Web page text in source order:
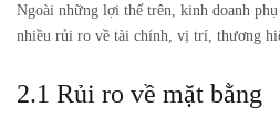
Ngoài những lợi thế trên, kinh doanh
nhiều rủi ro về tài chính, vị trí, thương
2.1 Rủi ro về mặt bằng